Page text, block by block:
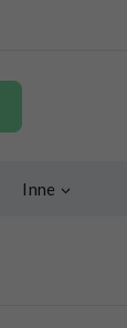
Inne